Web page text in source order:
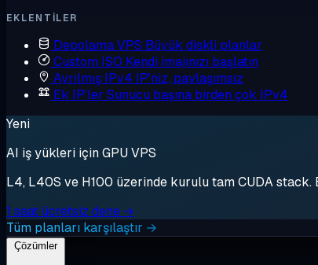
EKLENTILER
Depolama VPS Büyük diskli planlar
Custom ISO Kendi imajınızı başlatın
Ayrılmış IPv4 IP'niz, paylaşımsız
Ek IP'ler Sunucu başına birden çok IPv4
Yeni
AI iş yükleri için GPU VPS
L4, L40S ve H100 üzerinde kurulu tam CUDA stack.
1 saat ücretsiz dene →
Tüm planları karşılaştır →
Çözümler